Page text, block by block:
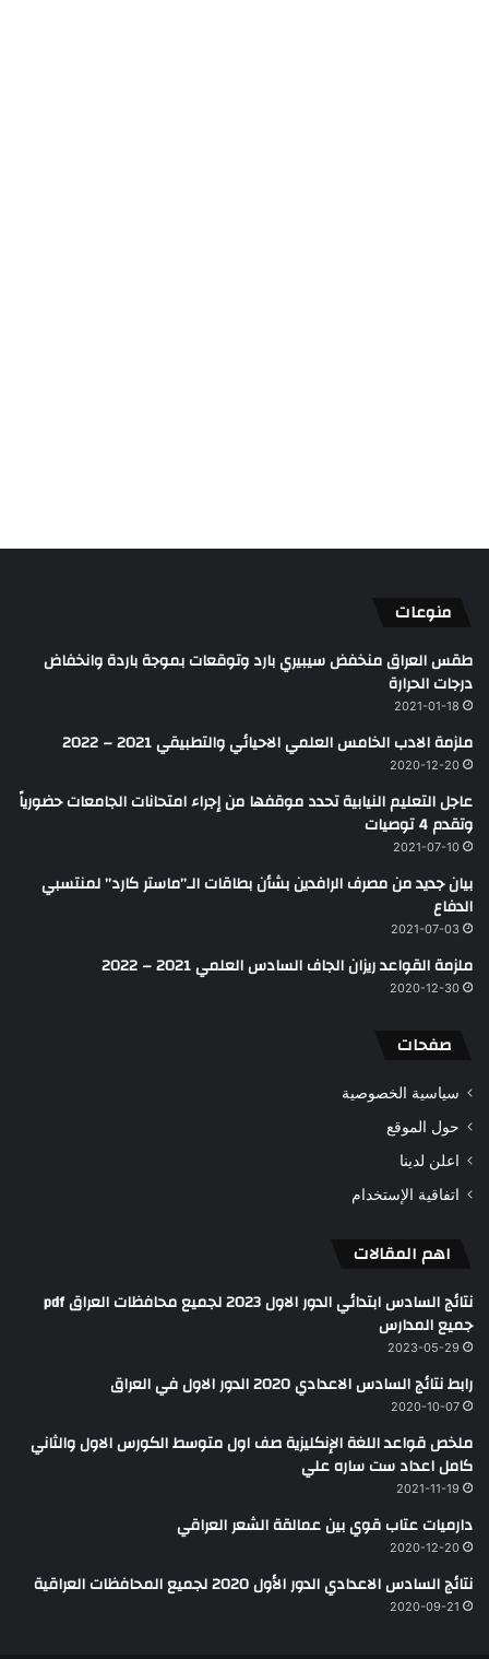
منوعات
طقس العراق منخفض سيبيري بارد وتوقعات بموجة باردة وانخفاض
درجات الحرارة
2021-01-18
ملزمة الادب الخامس العلمي الاحيائي والتطبيقي 2021 – 2022
2020-12-20
عاجل التعليم النيابية تحدد موقفها من إجراء امتحانات الجامعات حضورياً
وتقدم 4 توصيات
2021-07-10
بيان جديد من مصرف الرافدين بشأن بطاقات الـ”ماستر كارد” لمنتسبي
الدفاع
2021-07-03
ملزمة القواعد ريزان الجاف السادس العلمي 2021 – 2022
2020-12-30
صفحات
سياسية الخصوصية
حول الموقع
اعلن لدينا
اتفاقية الإستخدام
اهم المقالات
نتائج السادس ابتدائي الدور الاول 2023 لجميع محافظات العراق pdf
جميع المدارس
2023-05-29
رابط نتائج السادس الاعدادي 2020 الدور الاول في العراق
2020-10-07
ملخص قواعد اللغة الإنكليزية صف اول متوسط الكورس الاول والثاني
كامل اعداد ست ساره علي
2021-11-19
دارميات عتاب قوي بين عمالقة الشعر العراقي
2020-12-20
نتائج السادس الاعدادي الدور الأول 2020 لجميع المحافظات العراقية
2020-09-21